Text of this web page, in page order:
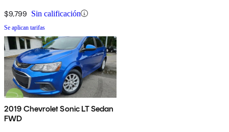
$9,799 Sin calificación
Se aplican tarifas
2019 Chevrolet Sonic LT Sedan
FWD